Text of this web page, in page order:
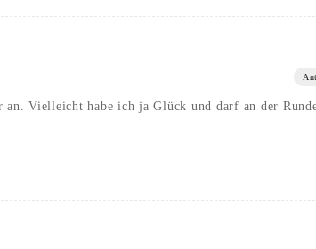
Vielleicht habe ich ja Glück und darf an der